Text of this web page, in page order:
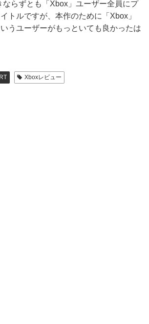
ならずとも「Xbox」ユーザー全員にプ
トルですが、本作のために「Xbox」
うユーザーがもっといても良かったは
Xboxレビュー